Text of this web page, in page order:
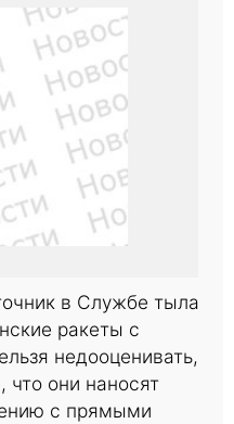
в Службе тыла
ракеты с
недооценивать,
что они наносят
с прямыми